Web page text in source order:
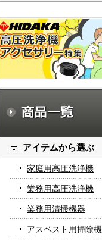
アイテムから選ぶ
家庭用高圧洗浄機
業務用高圧洗浄機
業務用清掃機器
アスベスト用掃除機